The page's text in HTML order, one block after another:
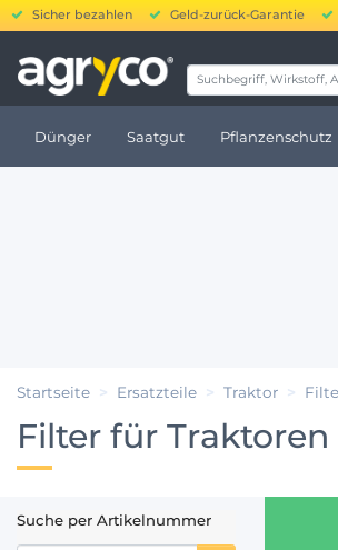
Sicher bezahlen Geld-zurück-Garantie
Dünger Saatgut Pflanzenschutz
Startseite Ersatzteile Traktor
Filter für Traktoren
Suche per Artikelnummer